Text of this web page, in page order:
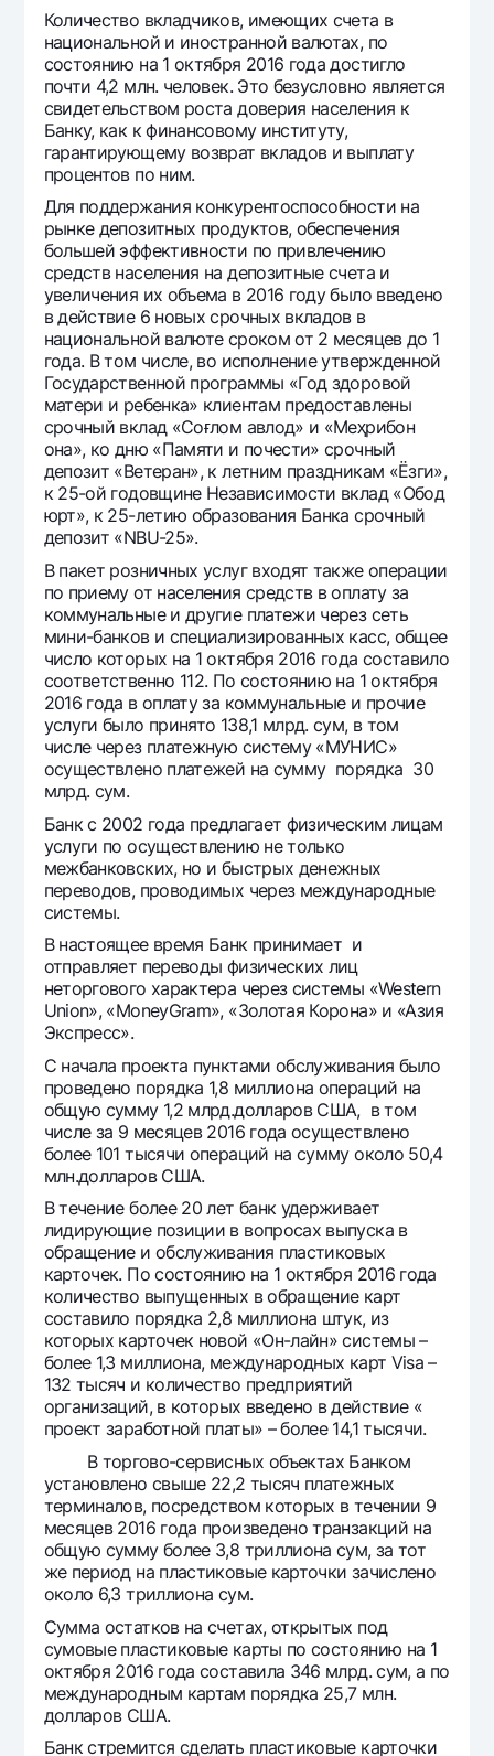
Количество вкладчиков, имеющих счета в
национальной и иностранной валютах, по
состоянию на 1 октября 2016 года достигло
почти 4,2 млн. человек. Это безусловно является
свидетельством роста доверия населения к
Банку, как к финансовому институту,
гарантирующему возврат вкладов и выплату
процентов по ним.
Для поддержания конкурентоспособности на
рынке депозитных продуктов, обеспечения
большей эффективности по привлечению
средств населения на депозитные счета и
увеличения их объема в 2016 году было введено
в действие 6 новых срочных вкладов в
национальной валюте сроком от 2 месяцев до 1
года. В том числе, во исполнение утвержденной
Государственной программы «Год здоровой
матери и ребенка» клиентам предоставлены
срочный вклад «Соғлом авлод» и «Меҳрибон
она», ко дню «Памяти и почести» срочный
депозит «Ветеран», к летним праздникам «Ёзги»,
к 25-ой годовщине Независимости вклад «Обод
юрт», к 25-летию образования Банка срочный
депозит «NBU-25».
В пакет розничных услуг входят также операции
по приему от населения средств в оплату за
коммунальные и другие платежи через сеть
мини-банков и специализированных касс, общее
число которых на 1 октября 2016 года составило
соответственно 112. По состоянию на 1 октября
2016 года в оплату за коммунальные и прочие
услуги было принято 138,1 млрд. сум, в том
числе через платежную систему «МУНИС»
осуществлено платежей на сумму порядка 30
млрд. сум.
Банк с 2002 года предлагает физическим лицам
услуги по осуществлению не только
межбанковских, но и быстрых денежных
переводов, проводимых через международные
системы.
В настоящее время Банк принимает и
отправляет переводы физических лиц
неторгового характера через системы «Western
Union», «MoneyGram», «Золотая Корона» и «Азия
Экспресс».
С начала проекта пунктами обслуживания было
проведено порядка 1,8 миллиона операций на
общую сумму 1,2 млрд.долларов США, в том
числе за 9 месяцев 2016 года осуществлено
более 101 тысячи операций на сумму около 50,4
млн.долларов США.
В течение более 20 лет банк удерживает
лидирующие позиции в вопросах выпуска в
обращение и обслуживания пластиковых
карточек. По состоянию на 1 октября 2016 года
количество выпущенных в обращение карт
составило порядка 2,8 миллиона штук, из
которых карточек новой «Он-лайн» системы –
более 1,3 миллиона, международных карт Visa –
132 тысяч и количество предприятий
организаций, в которых введено в действие «
проект заработной платы» – более 14,1 тысячи.
В торгово-сервисных объектах Банком
установлено свыше 22,2 тысяч платежных
терминалов, посредством которых в течении 9
месяцев 2016 года произведено транзакций на
общую сумму более 3,8 триллиона сум, за тот
же период на пластиковые карточки зачислено
около 6,3 триллиона сум.
Cумма остатков на счетах, открытых под
сумовые пластиковые карты по состоянию на 1
октября 2016 года составила 346 млрд. сум, а по
международным картам порядка 25,7 млн.
долларов США.
Банк стремится сделать пластиковые карточки